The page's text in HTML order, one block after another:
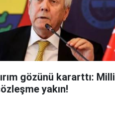
gözünü kararttı: Milli
yakın!